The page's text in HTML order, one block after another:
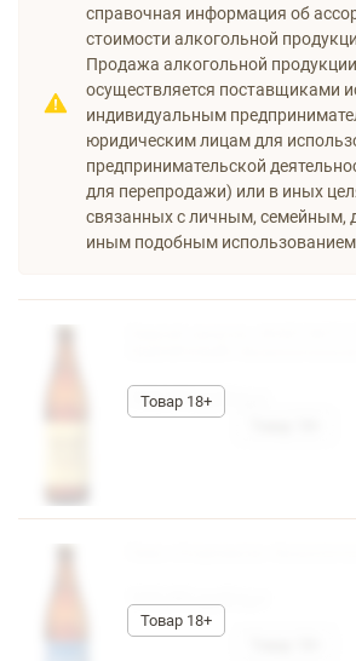
справочная информация об
стоимости алкогольной
Продажа алкогольной продукции
осуществляется поставщиками
индивидуальным
юридическим лицам для
предпринимательской
для перепродажи) или в иных
связанных с личным, семейным,
иным подобным
103,80 руб/шт
103,80 руб/шт